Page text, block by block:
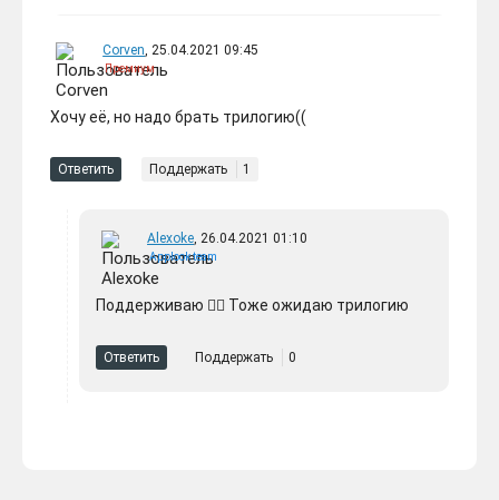
Corven, 25.04.2021 09:45
Премиум
Хочу её, но надо брать трилогию((
Ответить Поддержать 1
Alexoke, 26.04.2021 01:10
Applook team
Поддерживаю 👍🏼 Тоже ожидаю трилогию
Ответить Поддержать 0